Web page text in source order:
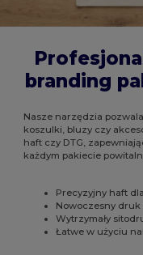
branding
Nasze narzędzia
koszulki, bluzy czy
haft czy DTG,
każdym pakiecie
Precyzyjny haft
Nowoczesny
Wytrzymały
Łatwe w użyciu